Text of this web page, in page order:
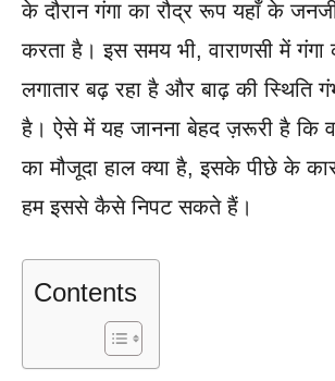
के दौरान गंगा का रौद्र रूप यहाँ के
करता है। इस समय भी, वाराणसी में
लगातार बढ़ रहा है और बाढ़ की स्थिति
है। ऐसे में यह जानना बेहद ज़रूरी है कि
का मौजूदा हाल क्या है, इसके पीछे के
हम इससे कैसे निपट सकते हैं।
Contents